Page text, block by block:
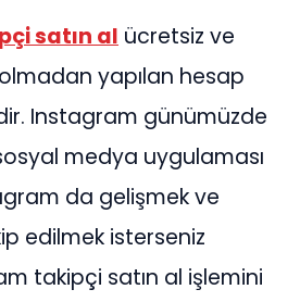
satın al ücretsiz ve
yapılan hesap
Instagram günümüzde
medya uygulaması
da gelişmek ve
edilmek isterseniz
takipçi satın al işlemini